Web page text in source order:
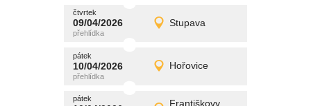
čtvrtek
09/04/2026 Stupava
čtvrtek
09/04/2026 Detail
promítání
pátek
10/04/2026 Hořovice
pátek
10/04/2026 Detail
promítání
pátek
Františkovy
promítání